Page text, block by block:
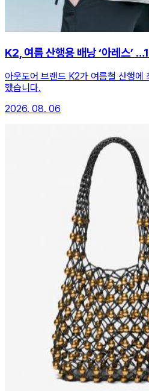
K2, 여름 산행용 배낭 ‘아레스’
아웃도어 브랜드 K2가 여름철 산행에
했습니다.
2026. 08. 06